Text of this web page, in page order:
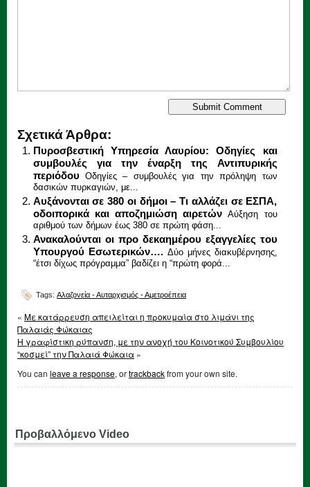
Σχετικά Άρθρα:
Πυροσβεστική Υπηρεσία Λαυρίου: Οδηγίες και
συμβουλές για την έναρξη της Αντιπυρικής
περιόδου
Οδηγίες – συμβουλές για την πρόληψη των
δασικών πυρκαγιών, με...
Αυξάνονται σε 380 οι δήμοι – Τι αλλάζει σε ΕΣΠΑ,
οδοιπορικά και αποζημιώση αιρετών Αύξηση του
αριθμού των δήμων έως 380 σε πρώτη φάση...
Ανακαλούνται οι προ δεκαημέρου εξαγγελίες του
Υπουργού Εσωτερικών…. Δύο μήνες διακυβέρνησης,
“έτσι δίχως πρόγραμμα” βαδίζει η “πρώτη φορά...
Tags: Αλαζονεία - Αυταρχισμός - Αμετροέπεια
« Με κατάρρευση απειλείται η προκυμαία στο λιμάνι της
Παλαιάς Φώκαιας
Η γραφίστικη ρύπανση, με την ανοχή του Κοινοτικού Συμβουλίου
“κοσμεί” την Παλαιά Φώκαια »
You can leave a response, ortrackbackfrom your own site.
Προβαλλόμενο Video